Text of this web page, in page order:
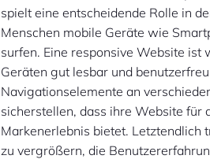
spielt eine entscheidende Rolle in
Menschen mobile Geräte wie
surfen. Eine responsive Website ist
Geräten gut lesbar und
Navigationselemente an
sicherstellen, dass ihre Website für
Markenerlebnis bietet. Letztendlich
zu vergrößern, die